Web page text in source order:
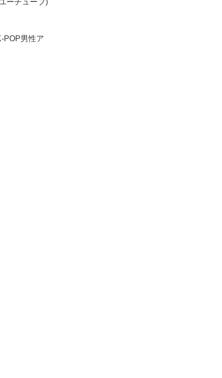
ーチューブ)
POP男性ア